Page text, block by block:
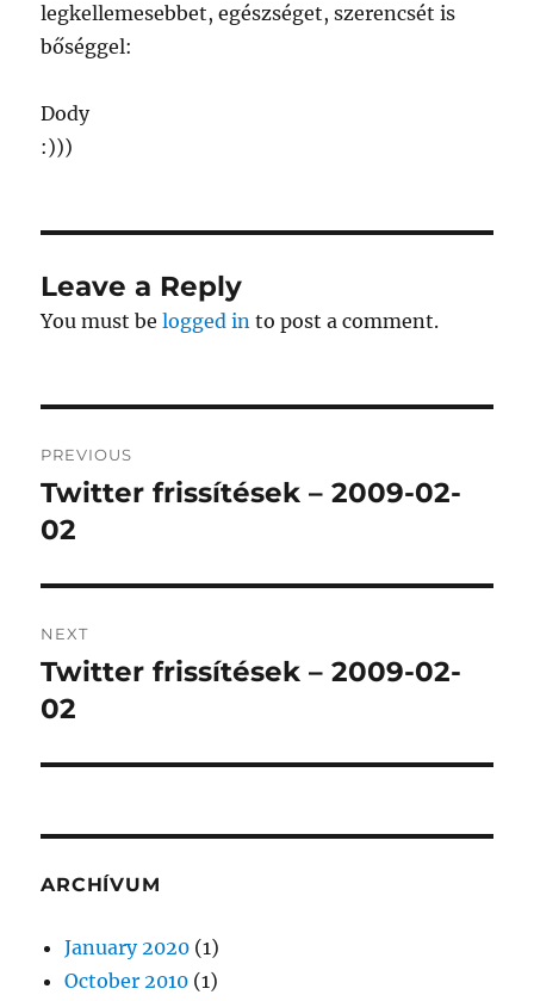
legkellemesebbet, egészséget, szerencsét is
bőséggel:
Dody
:)))
Leave a Reply
You must belogged in to post a comment.
navigation
PREVIOUS
Previous
post:
Twitter frissítések – 2009-02-
02
NEXT
Next
post:
Twitter frissítések – 2009-02-
02
ARCHÍVUM
January 2020 (1)
October 2010 (1)